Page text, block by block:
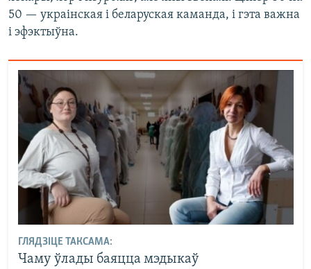
50 — украінская і беларуская каманда, і гэта важна
і эфэктыўна.
ГЛЯДЗІЦЕ ТАКСАМА:
Чаму ўлады баяцца мэдыкаў